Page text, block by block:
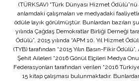
(TÜRKSAV) “Türk Dünyası Hizmet
anlamdaki çalışmaları ve medyadaki
ödüle layık görülmüştür. Bunlardan bazıları
yılında Çağdaş Demokratlar Birliği Derneği
Ödülü”, 2015 yılında “APM 10. Yıl Hizmet
(TYB) tarafından “2015 Yılın Basın-Fikir
Şehit Aileleri “2016 Gönül Elçileri Medya
Federasyonları tarafından verilen “2016
15 kitap çalışması bulunmaktadır.